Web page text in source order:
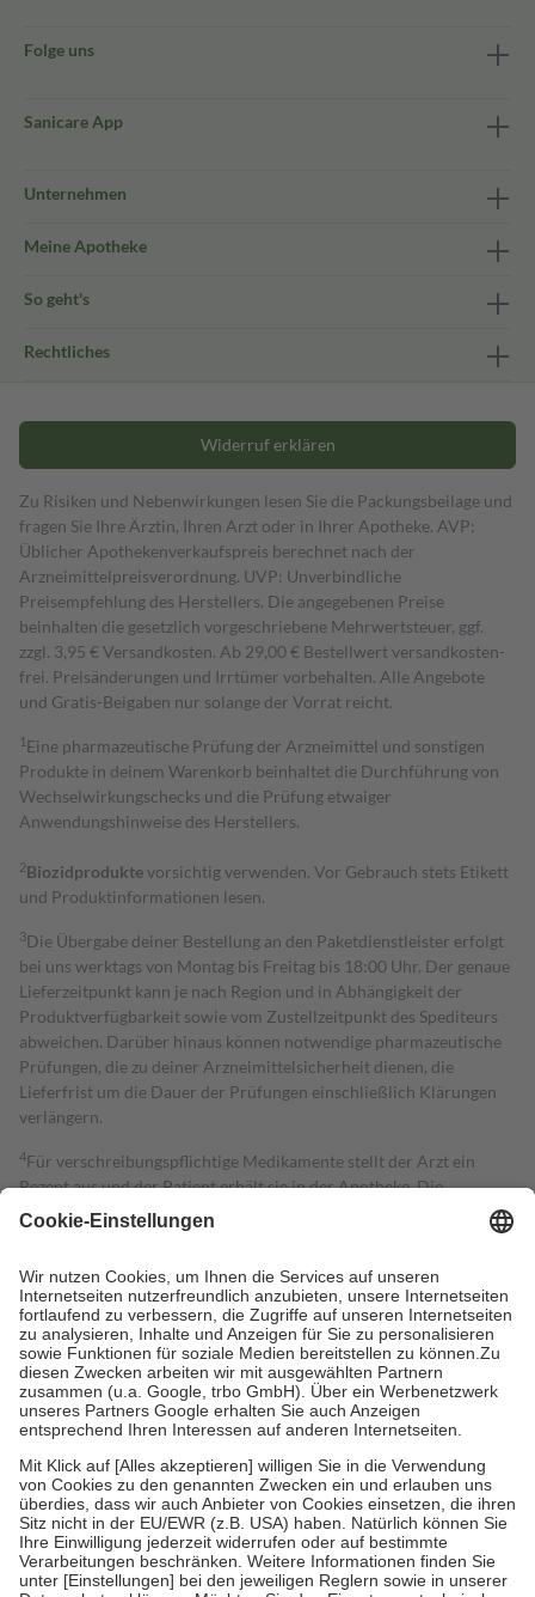
Folge uns
Sanicare App
Unternehmen
Meine Apotheke
So geht's
Rechtliches
Widerruf erklären
Zu Risiken und Nebenwirkungen lesen Sie die Packungsbeilage und
fragen Sie Ihre Ärztin, Ihren Arzt oder in Ihrer Apotheke. AVP:
Üblicher Apothekenverkaufspreis berechnet nach der
Arzneimittelpreisverordnung. UVP: Unverbindliche
Preisempfehlung des Herstellers. Die angegebenen Preise
beinhalten die gesetzlich vorgeschriebene Mehrwertsteuer, ggf.
zzgl. 3,95 € Versandkosten. Ab 29,00 € Bestell­wert versand­kosten­
frei. Preisänderungen und Irrtümer vorbehalten. Alle Angebote
und Gratis-Beigaben nur solange der Vorrat reicht.
1 Eine pharmazeutische Prüfung der Arzneimittel und sonstigen
Produkte in deinem Warenkorb beinhaltet die Durchführung von
Wechselwirkungschecks und die Prüfung etwaiger
Anwendungshinweise des Herstellers.
2Biozidproduktevorsichtig verwenden. Vor Gebrauch stets Etikett
und Produktinformationen lesen.
3Die Übergabe deiner Bestellung an den Paketdienstleister erfolgt
bei uns werktags von Montag bis Freitag bis 18:00 Uhr. Der genaue
Lieferzeitpunkt kann je nach Region und in Abhängigkeit der
Produktverfügbarkeit sowie vom Zustellzeitpunkt des Spediteurs
abweichen. Darüber hinaus können notwendige pharmazeutische
Prüfungen, die zu deiner Arzneimittelsicherheit dienen, die
Lieferfrist um die Dauer der Prüfungen einschließlich Klärungen
verlängern.
4Für verschreibungspflichtige Medikamente stellt der Arzt ein
Rezept aus und der Patient erhält sie in der Apotheke. Die
gesetzliche Krankenversicherung übernimmt in der Regel die
Kosten dafür, der Versicherte trägt einen Teil davon als Zuzahlung
Grundsätzlich leisten Mitglieder Zuzahlungen in Höhe von zehn
Prozent des Abgabepreises,mindestens jedochfünf Euround
höchstens zehn Euro.Es sind jedoch nie mehr als die tatsächlichen
Kosten der Leistung zu entrichten.
Diese Regeln gelten grundsätzlich auch für Online-Apotheken.
Bei Heilmitteln und häuslicher Krankenpflege beträgt die
Zuzahlung zehn Prozent der Kosten sowie zehn Euro je
Verordnung.
Um das Engagement der Versicherten für ihre eigene Gesundheit zu
stärken und die besondere Stellung der Familie zu unterstützen,
fallenkeine Zuzahlungenan bei:
• Kindern und Jugendlichen bis zum vollendeten 18. Lebensjahr
mit Ausnahme der Fahrkosten